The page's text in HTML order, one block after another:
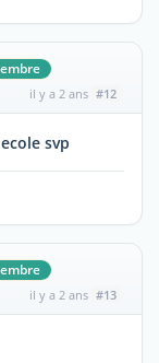
il y a 2 ans #12
svp
il y a 2 ans #13